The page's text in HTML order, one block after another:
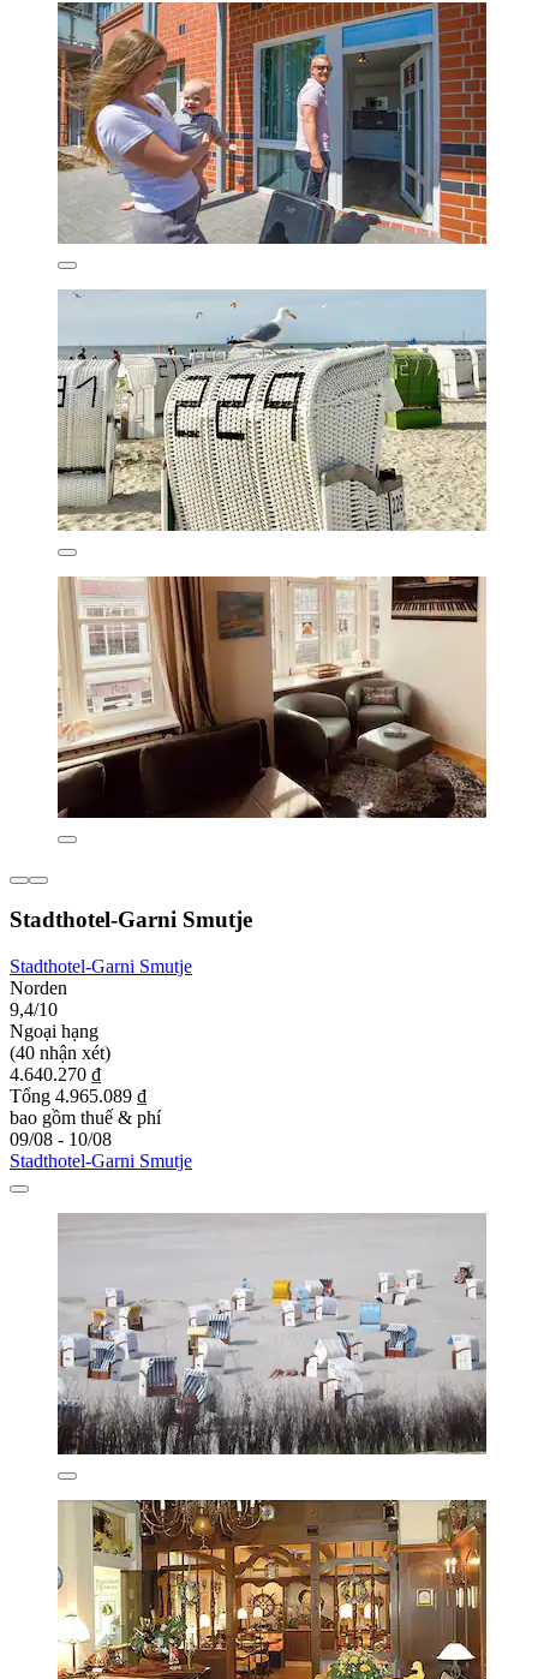
Stadthotel-Garni Smutje
Stadthotel-Garni Smutje
Norden
9,4/10
Ngoại hạng
(40 nhận xét)
4.640.270 ₫
Tổng 4.965.089 ₫
bao gồm thuế & phí
09/08 - 10/08
Stadthotel-Garni Smutje